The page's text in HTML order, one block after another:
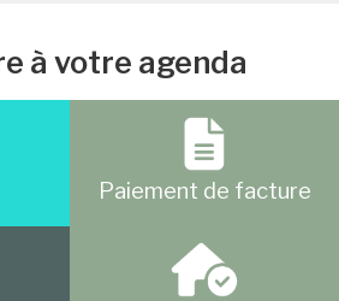
à votre agenda
Paiement de facture